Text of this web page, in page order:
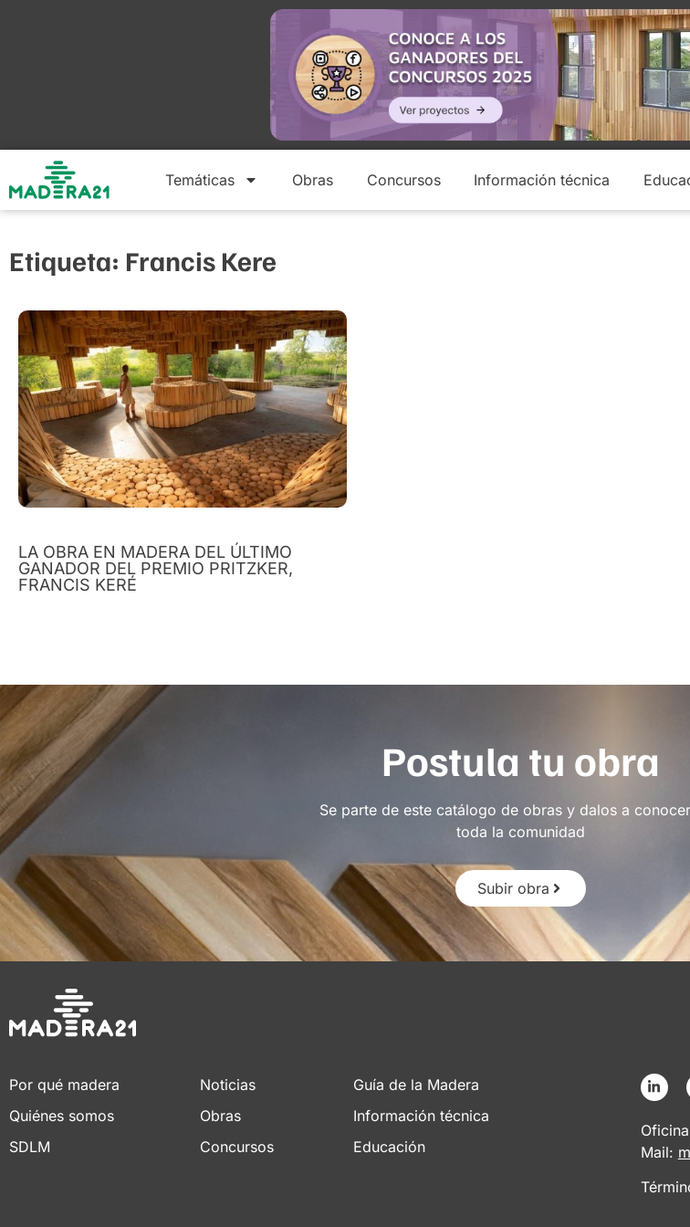
Temáticas Obras Concursos Información técnica
Etiqueta: Francis Kere
LA OBRA EN MADERA DEL ÚLTIMO
GANADOR DEL PREMIO PRITZKER,
FRANCIS KERÉ
Postula tu obra
Se parte de este catálogo de obras y dalos a
toda la comunidad
Subir obra
Por qué madera
Quiénes somos
SDLM
Noticias
Obras
Concursos
Guía de la Madera
Información técnica
Educación
Mail: